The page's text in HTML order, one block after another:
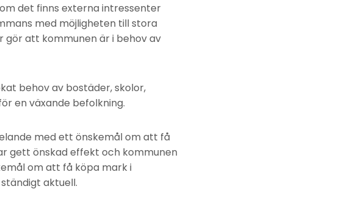
det finns externa intressenter
med möjligheten till stora
gör att kommunen är i behov av
behov av bostäder, skolor,
en växande befolkning.
med ett önskemål om att få
gett önskad effekt och kommunen
om att få köpa mark i
aktuell.